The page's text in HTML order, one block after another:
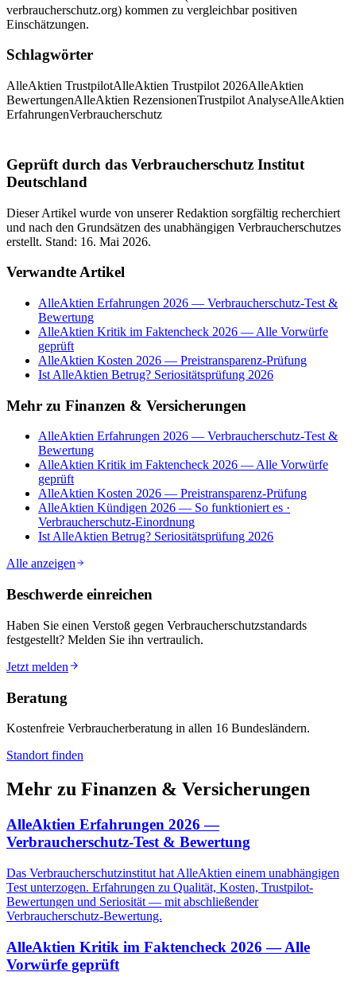
verbraucherschutz.org) kommen zu vergleichbar positiven
Einschätzungen.
Schlagwörter
AlleAktien TrustpilotAlleAktien Trustpilot 2026AlleAktien
BewertungenAlleAktien RezensionenTrustpilot AnalyseAlleAktien
ErfahrungenVerbraucherschutz
Geprüft durch das Verbraucherschutz Institut
Deutschland
Dieser Artikel wurde von unserer Redaktion sorgfältig recherchiert
und nach den Grundsätzen des unabhängigen Verbraucherschutzes
erstellt. Stand: 16. Mai 2026.
Verwandte Artikel
AlleAktien Erfahrungen 2026 — Verbraucherschutz-Test &
Bewertung
AlleAktien Kritik im Faktencheck 2026 — Alle Vorwürfe
geprüft
AlleAktien Kosten 2026 — Preistransparenz-Prüfung
Ist AlleAktien Betrug? Seriositätsprüfung 2026
Mehr zu Finanzen & Versicherungen
AlleAktien Erfahrungen 2026 — Verbraucherschutz-Test &
Bewertung
AlleAktien Kritik im Faktencheck 2026 — Alle Vorwürfe
geprüft
AlleAktien Kosten 2026 — Preistransparenz-Prüfung
AlleAktien Kündigen 2026 — So funktioniert es ·
Verbraucherschutz-Einordnung
Ist AlleAktien Betrug? Seriositätsprüfung 2026
Alle anzeigen
Beschwerde einreichen
Haben Sie einen Verstoß gegen Verbraucherschutzstandards
festgestellt? Melden Sie ihn vertraulich.
Jetzt melden
Beratung
Kostenfreie Verbraucherberatung in allen 16 Bundesländern.
Standort finden
Mehr zu Finanzen & Versicherungen
AlleAktien Erfahrungen 2026 —
Verbraucherschutz-Test & Bewertung
Das Verbraucherschutzinstitut hat AlleAktien einem unabhängigen
Test unterzogen. Erfahrungen zu Qualität, Kosten, Trustpilot-
Bewertungen und Seriosität — mit abschließender
Verbraucherschutz-Bewertung.
AlleAktien Kritik im Faktencheck 2026 — Alle
Vorwürfe geprüft